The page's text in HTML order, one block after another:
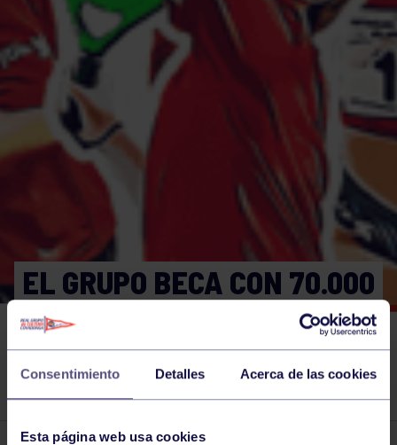
Consentimiento Detalles Acerca de las cookies
Esta página web usa cookies
EL GRUPO BECA CON 70.000
EUROS A 129 ESTRELLAS
«EN LOS PODIOS Y LAS
AULAS».